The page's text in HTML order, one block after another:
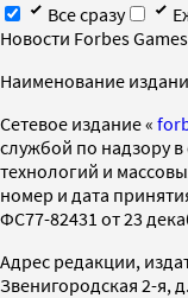
Все сразу
Новости Forbes Games
Наименование
Cетевое издание «
службой по надзору
технологий и
номер и дата
ФС77-82431 от 23
Адрес редакции,
Звенигородская 2-я,